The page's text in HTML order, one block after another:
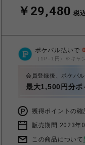
￥29,480 税
ポケパル払いで 0
（1P=1円）※キャ
会員登録後、ポケパ
最大1,500円分ポ
獲得ポイントの確
販売期間 2023年
この商品について